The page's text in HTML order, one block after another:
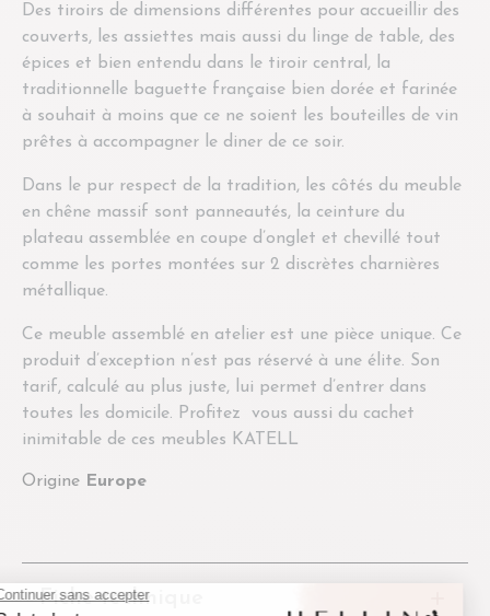
Des tiroirs de dimensions différentes pour accueillir des
couverts, les assiettes mais aussi du
linge de table, des
épices et bien entendu dans le tiroir central, la
traditionnelle baguette française bien dorée et farinée
à souhait à moins que ce ne soient les bouteilles de vin
prêtes à accompagner le diner de ce soir.
Dans le pur respect de la tradition, les côtés du meuble
en chêne massif sont panneautés, la ceinture du
plateau assemblée en coupe d’onglet et chevillé tout
comme les portes montées sur 2 discrètes charnières
métallique.
Ce meuble assemblé en atelier est une pièce unique. Ce
produit d’exception n’est pas réservé à une élite. Son
tarif, calculé au plus juste, lui permet d’entrer dans
toutes les domicile. Profitez
vous aussi du cachet
inimitable de ces meubles KATELL
Origine Europe
Fiche technique